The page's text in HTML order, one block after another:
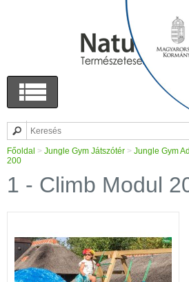
Főoldal > Jungle Gym Játszótér > Jungle Gym
200
1 - Climb Modul